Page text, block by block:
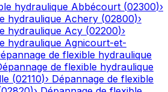
hydraulique Abbécourt (02300)›
hydraulique Achery (02800)›
hydraulique Acy (02200)›
hydraulique Agnicourt-et-
de flexible hydraulique
de flexible hydraulique
(02110)› Dépannage de flexible